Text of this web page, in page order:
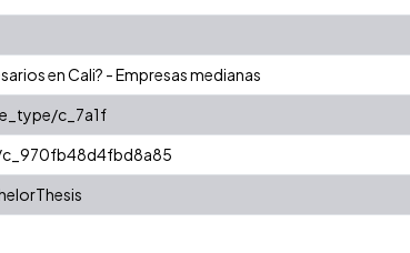
en Cali? - Empresas medianas
c_7a1f